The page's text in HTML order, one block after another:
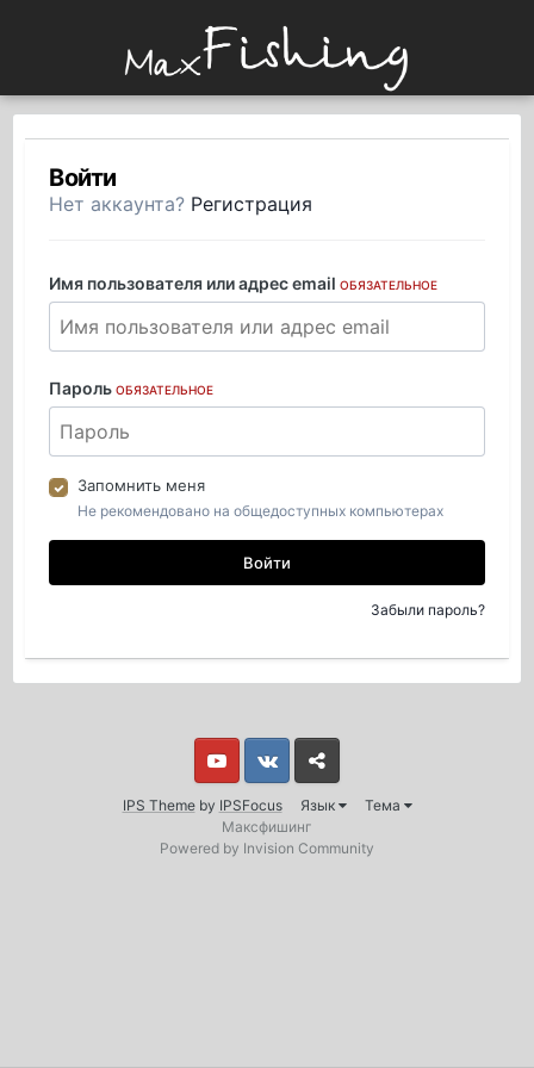
Войти
Нет аккаунта? Регистрация
Имя пользователя или адрес email ОБЯЗАТЕЛЬНОЕ
Пароль ОБЯЗАТЕЛЬНОЕ
Запомнить меня
Не рекомендовано на общедоступных компьютерах
Войти
Забыли пароль?
IPS Themeby IPSFocus Язык Тема
Youtube VkontakteYandex
Максфишинг
Powered by Invision Community